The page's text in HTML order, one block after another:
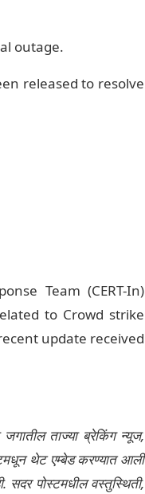
outage.
released to resolve
Team (CERT-In)
to Crowd strike
update received
ताज्या ब्रेकिंग न्यूज,
थेट एम्बेड करण्यात आली
सदर पोस्टमधील वस्तुस्थिती,